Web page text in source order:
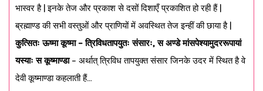
भास्वर है | इनके तेज और प्रकाश से दसों दिशाएँ प्रकाशित हो रही हैं |
ब्रह्माण्ड की सभी वस्तुओं और प्राणियों में अवस्थित तेज इन्हीं की छाया है |
कुत्सितः ऊष्मा कूष्मा – त्रिविधतापयुतः संसारः,स अण्डे मांसपेश्यामुदररूपायां
यस्याः स कूष्माण्डा– अर्थात् त्रिविध तापयुक्त संसार जिनके उदर में स्थित है वे
देवी कूष्माण्डा कहलाती हैं…